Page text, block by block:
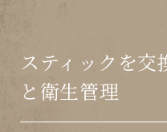
スティックを交
と衛生管理